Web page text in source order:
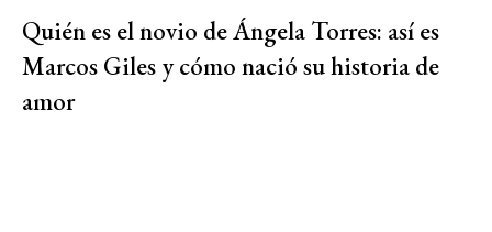
Quién es el novio de Ángela Torres: así es
Marcos Giles y cómo nació su historia de
amor